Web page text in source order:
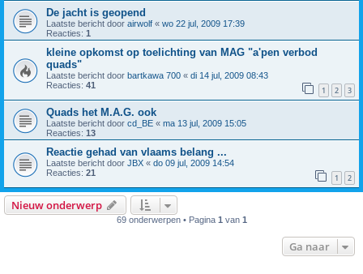
De jacht is geopend
Laatste bericht door airwolf « wo 22 jul, 2009 17:39
Reacties: 1
kleine opkomst op toelichting van MAG "a'pen verbod
quads"
Laatste bericht door bartkawa 700 « di 14 jul, 2009 08:43
Reacties: 41 1 2 3
Quads het M.A.G. ook
Laatste bericht door cd_BE « ma 13 jul, 2009 15:05
Reacties: 13
Reactie gehad van vlaams belang ...
Laatste bericht door JBX « do 09 jul, 2009 14:54
Reacties: 21 1 2
Nieuw onderwerp
69 onderwerpen • Pagina 1 van 1
Ga naar